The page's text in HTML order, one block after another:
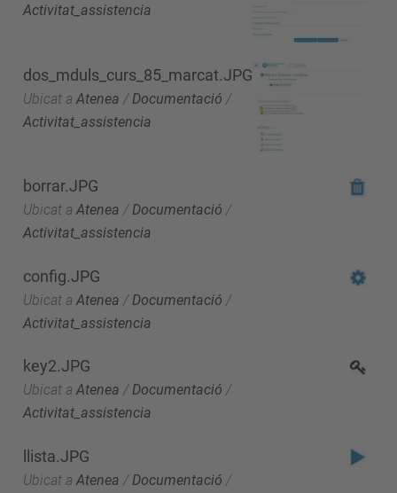
Activitat_assistencia
dos_mduls_curs_85_marcat.JPG
Ubicat a Atenea / Documentació /
Activitat_assistencia
borrar.JPG
Ubicat a Atenea /Documentació /
Activitat_assistencia
config.JPG
Ubicat a Atenea / Documentació /
Activitat_assistencia
key2.JPG
Ubicat a Atenea /Documentació /
Activitat_assistencia
llista.JPG
Ubicat a Atenea / Documentació /